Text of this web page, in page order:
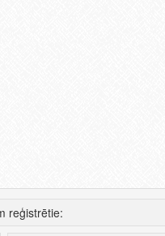
reģistrētie: